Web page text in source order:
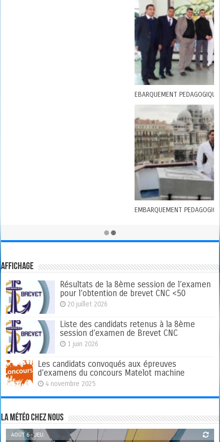
EBARQUEMENT PEDAGOGIQUE DES ELEVES LIEUTENANTS AU CABOTAGE
EMBARQUEMENT PEDAGOGIQUE DES ELEVES OFFICIERS
Affichage
Résultats de la 8ème session de l’examen
pour l’obtention de brevet CNC <50
20 juillet 2026
Liste des candidats retenus à la 8ème
session d’examen de Brevet CNC
1 juin 2026
Les candidats convoqués aux épreuves
d’examens du concours Matelot machine
4 novembre 2025
La météo chez nous
AOÛT 6 - JEU.